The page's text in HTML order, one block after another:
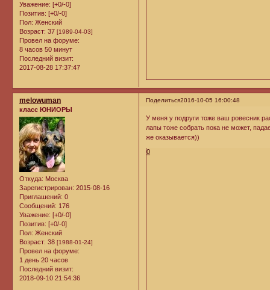
Уважение: [+0/-0]
Позитив: [+0/-0]
Пол: Женский
Возраст: 37 [1989-04-03]
Провел на форуме:
8 часов 50 минут
Последний визит:
2017-08-28 17:37:47
Поделиться2016-10-05 16:00:48
melowuman
класс ЮНИОРЫ
Откуда: Москва
Зарегистрирован: 2015-08-16
Приглашений: 0
Сообщений: 176
Уважение: [+0/-0]
Позитив: [+0/-0]
Пол: Женский
Возраст: 38 [1988-01-24]
Провел на форуме:
1 день 20 часов
Последний визит:
2018-09-10 21:54:36
У меня у подруги тоже ваш ровесник
лапы тоже собрать пока не может,
же оказывается))
0